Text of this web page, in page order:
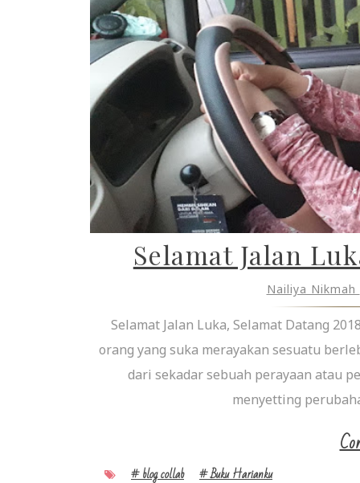
Selamat Jalan
Nailiya Nikmah
Selamat Jalan Luka, Selamat Datang
orang yang suka merayakan sesuatu
dari sekadar sebuah perayaan atau
menyetting
# blog collab # Buku Harianku